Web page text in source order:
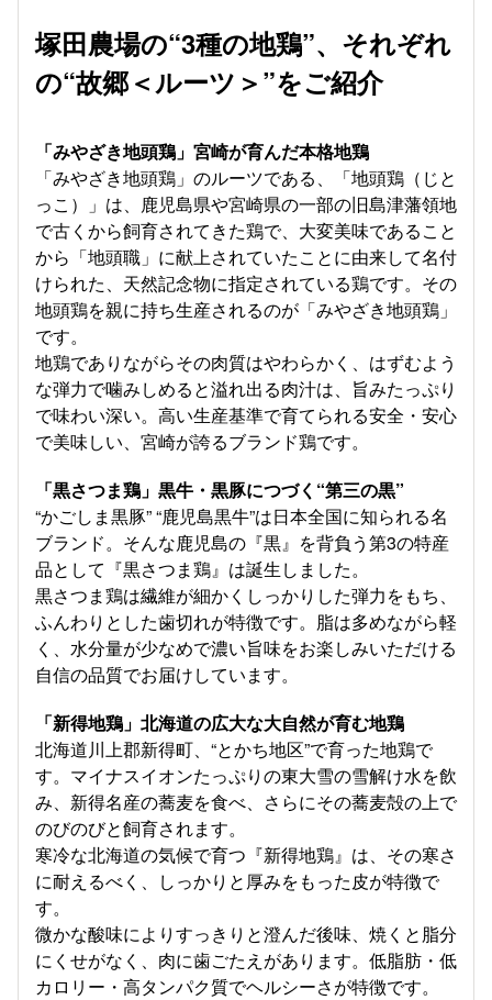
塚田農場の“3種の地鶏”、それぞれ
の“故郷＜ルーツ＞”をご紹介
「みやざき地頭鶏」宮崎が育んだ本格地鶏
「みやざき地頭鶏」のルーツである、「地頭鶏（じと
っこ）」は、鹿児島県や宮崎県の一部の旧島津藩領地
で古くから飼育されてきた鶏で、大変美味であること
から「地頭職」に献上されていたことに由来して名付
けられた、天然記念物に指定されている鶏です。その
地頭鶏を親に持ち生産されるのが「みやざき地頭鶏」
です。
地鶏でありながらその肉質はやわらかく、はずむよう
な弾力で噛みしめると溢れ出る肉汁は、旨みたっぷり
で味わい深い。高い生産基準で育てられる安全・安心
で美味しい、宮崎が誇るブランド鶏です。
「黒さつま鶏」黒牛・黒豚につづく“第三の黒”
“かごしま黒豚” “鹿児島黒牛”は日本全国に知られる名
ブランド。そんな鹿児島の『黒』を背負う第3の特産
品として『黒さつま鶏』は誕生しました。
黒さつま鶏は繊維が細かくしっかりした弾力をもち、
ふんわりとした歯切れが特徴です。脂は多めながら軽
く、水分量が少なめで濃い旨味をお楽しみいただける
自信の品質でお届けしています。
「新得地鶏」北海道の広大な大自然が育む地鶏
北海道川上郡新得町、“とかち地区”で育った地鶏で
す。マイナスイオンたっぷりの東大雪の雪解け水を飲
み、新得名産の蕎麦を食べ、さらにその蕎麦殻の上で
のびのびと飼育されます。
寒冷な北海道の気候で育つ『新得地鶏』は、その寒さ
に耐えるべく、しっかりと厚みをもった皮が特徴で
す。
微かな酸味によりすっきりと澄んだ後味、焼くと脂分
にくせがなく、肉に歯ごたえがあります。低脂肪・低
カロリー・高タンパク質でヘルシーさが特徴です。